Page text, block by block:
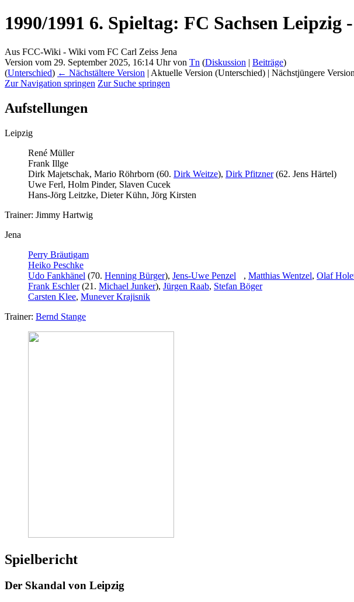
1990/1991 6. Spieltag: FC Sachsen Leipzig
Aus FCC-Wiki - Wiki vom FC Carl Zeiss Jena
Version vom 29. September 2025, 16:14 Uhr von Tn (Diskussion | Beiträge)
(Unterschied) ← Nächstältere Version | Aktuelle Version (Unterschied) | Nächstjüngere
Zur Navigation springen Zur Suche springen
Aufstellungen
Leipzig
René Müller
Frank Illge
Dirk Majetschak, Mario Röhrborn (60. Dirk Weitze), Dirk Pfitzner(62. Jens Härtel)
Uwe Ferl, Holm Pinder, Slaven Cucek
Hans-Jörg Leitzke, Dieter Kühn, Jörg Kirsten
Trainer: Jimmy Hartwig
Jena
Perry Bräutigam
Heiko Peschke
Udo Fankhänel (70. Henning Bürger), Jens-Uwe Penzel , Matthias Wentzel, Olaf
Frank Eschler(21. Michael Junker), Jürgen Raab, Stefan Böger
Carsten Klee, Munever Krajisnik
Trainer: Bernd Stange
Spielbericht
Der Skandal von Leipzig